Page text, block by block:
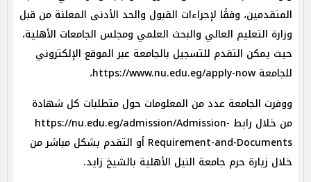
المتقدمين، وفقًا لإجراءات القبول والحد الأدنى المعلنة من قبل
وزارة التعليم العالي والبحث العلمي ومجلس الجامعات الأهلية،
حيث يمكن التقدم للتسجيل بالجامعة عبر الموقع الإلكتروني
للجامعة https://www.nu.edu.eg/apply-now،
ووفرت الجامعة عدد من المعلومات حول متطلبات كل شهادة
من خلال رابط https://nu.edu.eg/admission/Admission-
Requirement-and-Documents أو التقدم بشكل مباشر من
خلال زيارة حرم جامعة النيل الأهلية بالشيخ زايد.